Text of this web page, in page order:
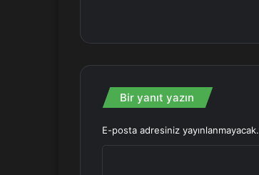
Bir yanıt yazın
E-posta adresiniz yayınlanmayacak.